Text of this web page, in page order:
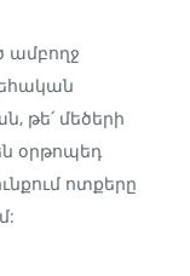
ամբողջ
թե՛ մեծերի
օրթոպեդ
ոտքերը